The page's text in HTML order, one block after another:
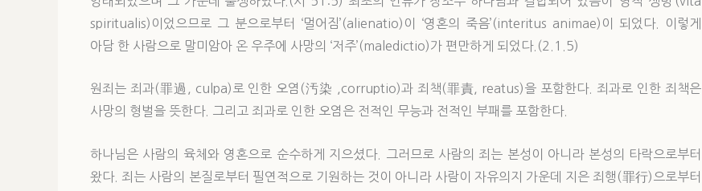
spiritualis)이었으므로 그 분으로부터 ‘멀어짐’(alienatio)이 ‘영혼의 죽음’(interitus animae)이 되었다. 이렇게
아담 한 사람으로 말미암아 온 우주에 사망의 ‘저주’(maledictio)가 편만하게 되었다.(2.1.5)
원죄는 죄과(罪過, culpa)로 인한 오염(汚染 ,corruptio)과 죄책(罪責, reatus)을 포함한다. 죄과로 인한 죄책은
사망의 형벌을 뜻한다. 그리고 죄과로 인한 오염은 전적인 무능과 전적인 부패를 포함한다.
하나님은 사람의 육체와 영혼으로 순수하게 지으셨다. 그러므로 사람의 죄는 본성이 아니라 본성의 타락으로부터
왔다. 죄는 사람의 본질로부터 필연적으로 기원하는 것이 아니라 사람이 자유의지 가운데 지은 죄행(罪行)으로부터